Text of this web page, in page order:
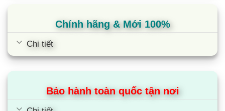
Chính hãng & Mới 100%
Chi tiết
Bảo hành toàn quốc tận nơi